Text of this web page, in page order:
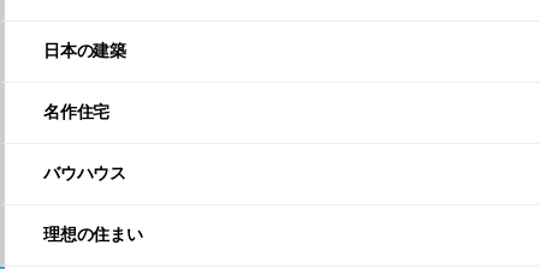
日本の建築
名作住宅
バウハウス
理想の住まい